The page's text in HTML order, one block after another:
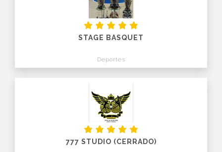
STAGE BASQUET
Deportes
777 STUDIO (CERRADO)